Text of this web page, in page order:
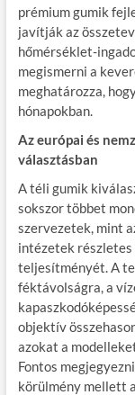
prémium gumik
javítják az
hőmérséklet-
megismerni a
meghatározza,
hónapokban.
Az európai és
választásban
A téli gumik
sokszor többet
szervezetek, mint
intézetek
teljesítményét. A
féktávolságra, a
objektív
azokat a
Fontos
körülmény mellett